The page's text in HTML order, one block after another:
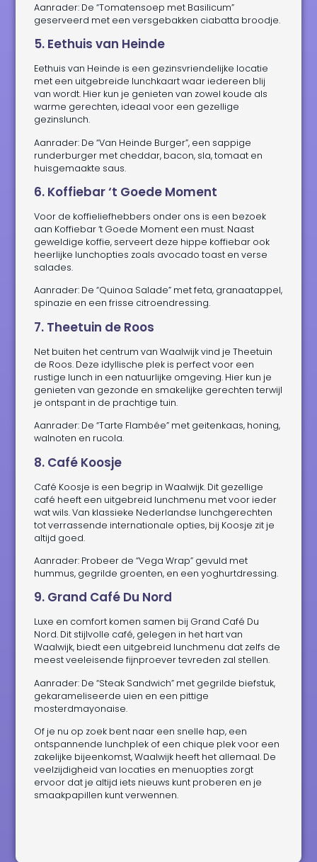
Aanrader: De “Tomatensoep met Basilicum”
geserveerd met een versgebakken ciabatta broodje.
5. Eethuis van Heinde
Eethuis van Heinde is een gezinsvriendelijke locatie
met een uitgebreide lunchkaart waar iedereen blij
van wordt. Hier kun je genieten van zowel koude als
warme gerechten, ideaal voor een gezellige
gezinslunch.
Aanrader: De “Van Heinde Burger”, een sappige
runderburger met cheddar, bacon, sla, tomaat en
huisgemaakte saus.
6. Koffiebar ‘t Goede Moment
Voor de koffieliefhebbers onder ons is een bezoek
aan Koffiebar ‘t Goede Moment een must. Naast
geweldige koffie, serveert deze hippe koffiebar ook
heerlijke lunchopties zoals avocado toast en verse
salades.
Aanrader: De “Quinoa Salade” met feta, granaatappel,
spinazie en een frisse citroendressing.
7. Theetuin de Roos
Net buiten het centrum van Waalwijk vind je Theetuin
de Roos. Deze idyllische plek is perfect voor een
rustige lunch in een natuurlijke omgeving. Hier kun je
genieten van gezonde en smakelijke gerechten terwijl
je ontspant in de prachtige tuin.
Aanrader: De “Tarte Flambée” met geitenkaas, honing,
walnoten en rucola.
8. Café Koosje
Café Koosje is een begrip in Waalwijk. Dit gezellige
café heeft een uitgebreid lunchmenu met voor ieder
wat wils. Van klassieke Nederlandse lunchgerechten
tot verrassende internationale opties, bij Koosje zit je
altijd goed.
Aanrader: Probeer de “Vega Wrap” gevuld met
hummus, gegrilde groenten, en een yoghurtdressing.
9. Grand Café Du Nord
Luxe en comfort komen samen bij Grand Café Du
Nord. Dit stijlvolle café, gelegen in het hart van
Waalwijk, biedt een uitgebreid lunchmenu dat zelfs de
meest veeleisende fijnproever tevreden zal stellen.
Aanrader: De “Steak Sandwich” met gegrilde biefstuk,
gekarameliseerde uien en een pittige
mosterdmayonaise.
Of je nu op zoek bent naar een snelle hap, een
ontspannende lunchplek of een chique plek voor een
zakelijke bijeenkomst, Waalwijk heeft het allemaal. De
veelzijdigheid van locaties en menuopties zorgt
ervoor dat je altijd iets nieuws kunt proberen en je
smaakpapillen kunt verwennen.